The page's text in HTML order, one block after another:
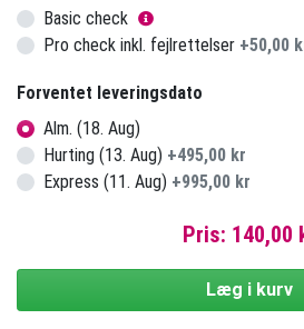
Basic check
Pro check inkl. fejlrettelser +50,00
Forventet leveringsdato
Alm. (18. Aug)
Hurting (13. Aug) +495,00 kr
Express (11. Aug) +995,00 kr
Pris: 140,00
Læg i kurv